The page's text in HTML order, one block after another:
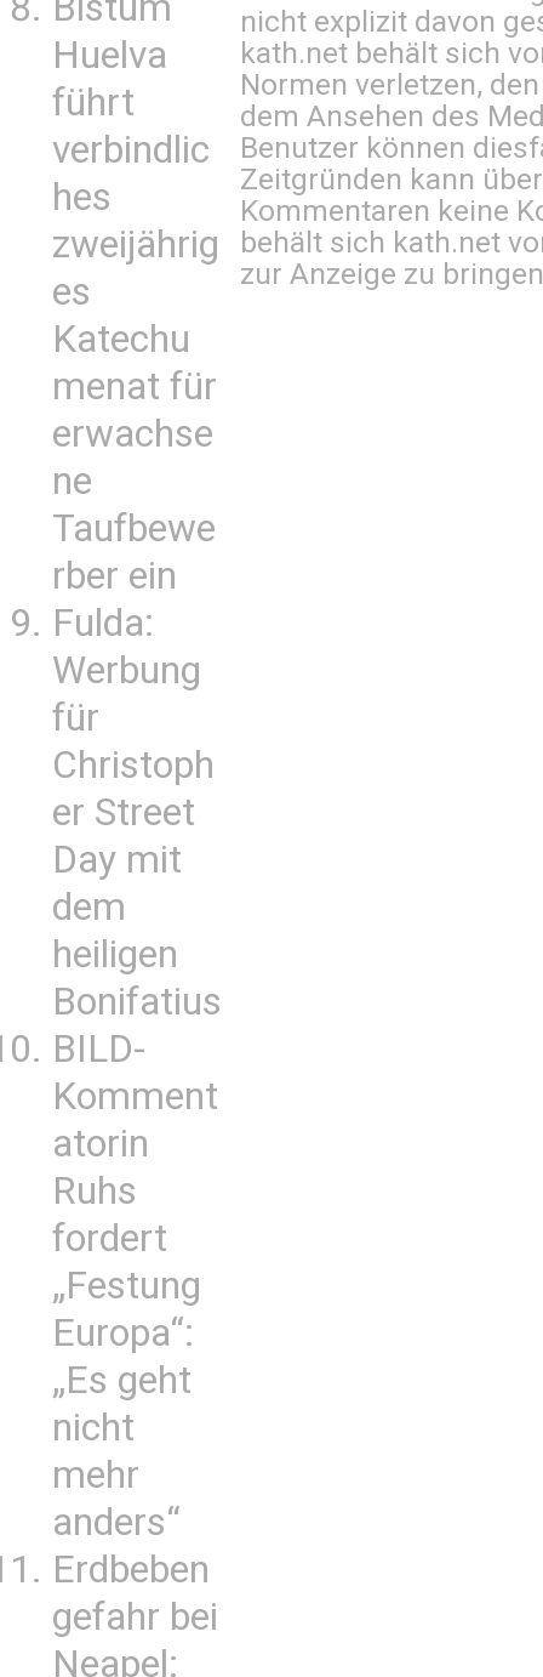
Huelva
führt
verbindlic
hes
zweijährig
es
Katechu
menat für
erwachse
ne
Taufbewe
rber ein
Fulda:
Werbung
für
Christoph
er Street
Day mit
dem
heiligen
Bonifatius
BILD-
Komment
atorin
Ruhs
fordert
„Festung
Europa“:
„Es geht
nicht
mehr
anders“
Erdbeben
gefahr bei
Neapel:
nicht explizit davon
kath.net behält sich
Normen verletzen,
dem Ansehen des
Benutzer können
Zeitgründen kann
Kommentaren keine
behält sich kath.net
zur Anzeige zu